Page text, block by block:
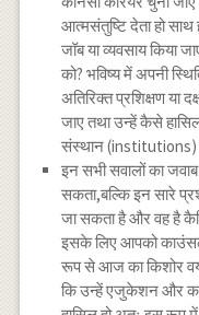
आत्मसंतुष्टि देता हो साथ
जॉब या व्यवसाय किया
को? भविष्य में अपनी
अतिरिक्त प्रशिक्षण या
जाए तथा उन्हें कैसे
संस्थान (institutions)
इन सभी सवालों का
सकता,बल्कि इन सारे
जा सकता है और वह है
इसके लिए आपको
रूप से आज का किशोर
कि उन्हें एजुकेशन और